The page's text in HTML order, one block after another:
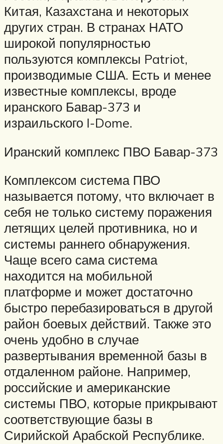
Китая, Казахстана и некоторых
других стран. В странах НАТО
широкой популярностью
пользуются комплексы Patriot,
производимые США. Есть и менее
известные комплексы, вроде
иранского Бавар-373 и
израильского I-Dome.
Иранский комплекс ПВО Бавар-373
Комплексом система ПВО
называется потому, что включает в
себя не только систему поражения
летящих целей противника, но и
системы раннего обнаружения.
Чаще всего сама система
находится на мобильной
платформе и может достаточно
быстро перебазироваться в другой
район боевых действий. Также это
очень удобно в случае
развертывания временной базы в
отдаленном районе. Например,
российские и американские
системы ПВО, которые прикрывают
соответствующие базы в
Сирийской Арабской Республике.